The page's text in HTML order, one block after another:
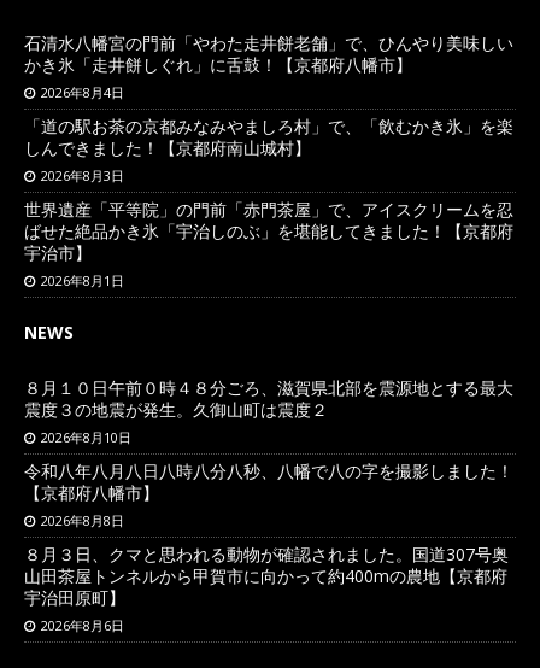
石清水八幡宮の門前「やわた走井餅老舗」で、ひんやり美味しい
かき氷「走井餅しぐれ」に舌鼓！【京都府八幡市】
2026年8月4日
「道の駅お茶の京都みなみやましろ村」で、「飲むかき氷」を楽
しんできました！【京都府南山城村】
2026年8月3日
世界遺産「平等院」の門前「赤門茶屋」で、アイスクリームを忍
ばせた絶品かき氷「宇治しのぶ」を堪能してきました！【京都府
宇治市】
2026年8月1日
NEWS
８月１０日午前０時４８分ごろ、滋賀県北部を震源地とする最大
震度３の地震が発生。久御山町は震度２
2026年8月10日
令和八年八月八日八時八分八秒、八幡で八の字を撮影しました！
【京都府八幡市】
2026年8月8日
８月３日、クマと思われる動物が確認されました。国道307号奥
山田茶屋トンネルから甲賀市に向かって約400mの農地【京都府
宇治田原町】
2026年8月6日